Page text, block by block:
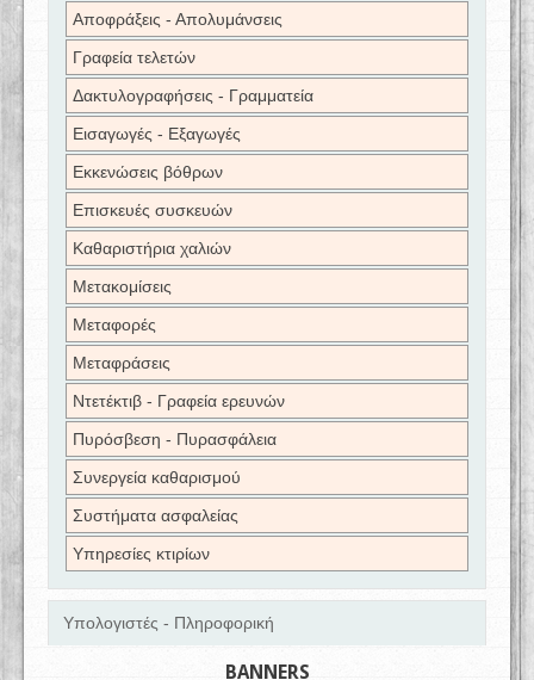
Αποφράξεις - Απολυμάνσεις
Γραφεία τελετών
Δακτυλογραφήσεις - Γραμματεία
Εισαγωγές - Εξαγωγές
Εκκενώσεις βόθρων
Επισκευές συσκευών
Καθαριστήρια χαλιών
Μετακομίσεις
Μεταφορές
Μεταφράσεις
Ντετέκτιβ - Γραφεία ερευνών
Πυρόσβεση - Πυρασφάλεια
Συνεργεία καθαρισμού
Συστήματα ασφαλείας
Υπηρεσίες κτιρίων
Υπολογιστές - Πληροφορική
BANNERS